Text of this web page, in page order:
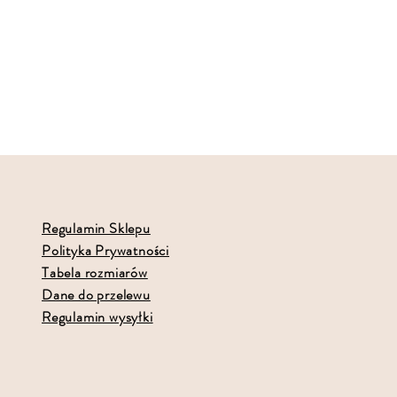
Regulamin Sklepu
Polityka Prywatności
Tabela rozmiarów
Dane do przelewu
Regulamin wysyłki